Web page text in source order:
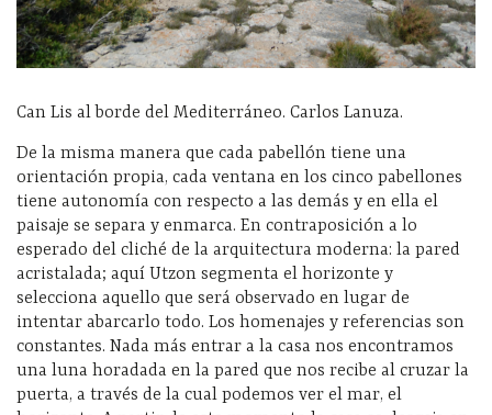
Can Lis al borde del Mediterráneo. Carlos Lanuza.
De la misma manera que cada pabellón tiene una
orientación propia, cada ventana en los cinco pabellones
tiene autonomía con respecto a las demás y en ella el
paisaje se separa y enmarca. En contraposición a lo
esperado del cliché de la arquitectura moderna: la pared
acristalada; aquí Utzon segmenta el horizonte y
selecciona aquello que será observado en lugar de
intentar abarcarlo todo. Los homenajes y referencias son
constantes. Nada más entrar a la casa nos encontramos
una luna horadada en la pared que nos recibe al cruzar la
puerta, a través de la cual podemos ver el mar, el